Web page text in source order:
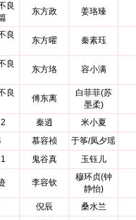
良
篇
东方政 姜珞臻
良
东方曜 秦素珏
良
东方珞 容小满
良
傅东离
白菲菲(苏
墨柔)
2 秦逍 米小夏
慕容祯 于筝/凤夕瑶
1 鬼谷真 玉钰儿
李容钦
穆环贞(钟
静怡)
倪辰 桑水兰